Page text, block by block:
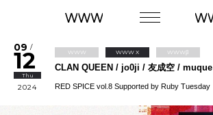
09 /
12
Thu
2024
WWW WWW X WWWβ
CLAN QUEEN / jo0ji / 友成空 / muque
RED SPICE vol.8 Supported by Ruby Tuesday